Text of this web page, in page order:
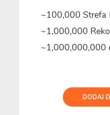
~100,000 Strefa
~1,000,000
~1,000,000,000
DODAJ